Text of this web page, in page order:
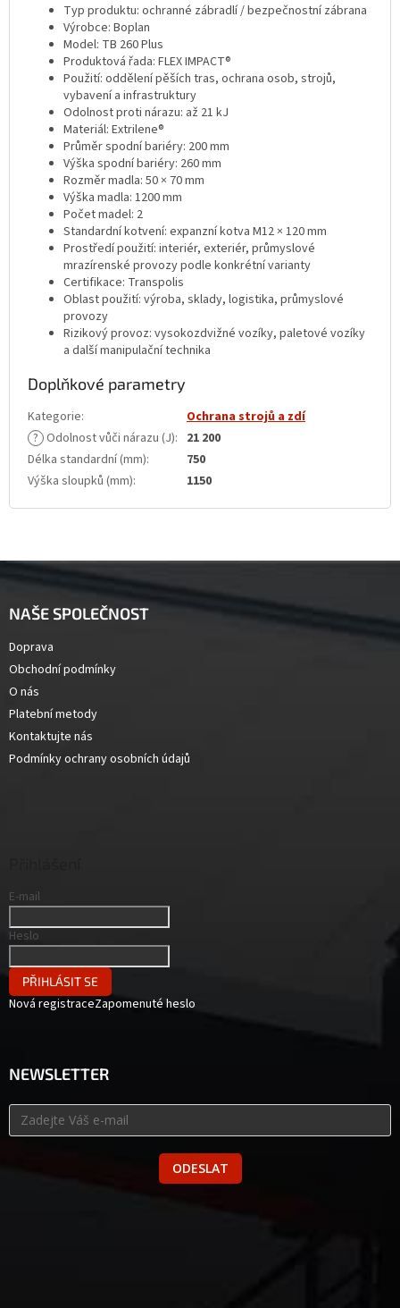
Typ produktu: ochranné zábradlí / bezpečnostní zábrana
Výrobce: Boplan
Model: TB 260 Plus
Produktová řada: FLEX IMPACT®
Použití: oddělení pěších tras, ochrana osob, strojů,
vybavení a infrastruktury
Odolnost proti nárazu: až 21 kJ
Materiál: Extrilene®
Průměr spodní bariéry: 200 mm
Výška spodní bariéry: 260 mm
Rozměr madla: 50 × 70 mm
Výška madla: 1200 mm
Počet madel: 2
Standardní kotvení: expanzní kotva M12 × 120 mm
Prostředí použití: interiér, exteriér, průmyslové
mrazírenské provozy podle konkrétní varianty
Certifikace: Transpolis
Oblast použití: výroba, sklady, logistika, průmyslové
provozy
Rizikový provoz: vysokozdvižné vozíky, paletové vozíky
a další manipulační technika
Doplňkové parametry
Kategorie:
Ochrana strojů a zdí
? Odolnost vůči nárazu (J): 21 200
Délka standardní (mm):
750
Výška sloupků (mm): 1150
Z
NAŠE SPOLEČNOST
Doprava
Obchodní podmínky
O nás
Platební metody
Kontaktujte nás
Podmínky ochrany osobních údajů
E-mail
Heslo
PŘIHLÁSIT SE
Nová registraceZapomenuté heslo
NEWSLETTER
ODESLAT